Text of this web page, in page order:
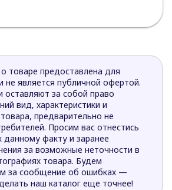
товаре предоставлена для
не является публичной офертой.
оставляют за собой право
вид, характеристики и
предварительно не
Просим вас отнестись
данному факту и заранее
за возможные неточности в
товара. Будем
за сообщение об ошибках —
наш каталог еще точнее!